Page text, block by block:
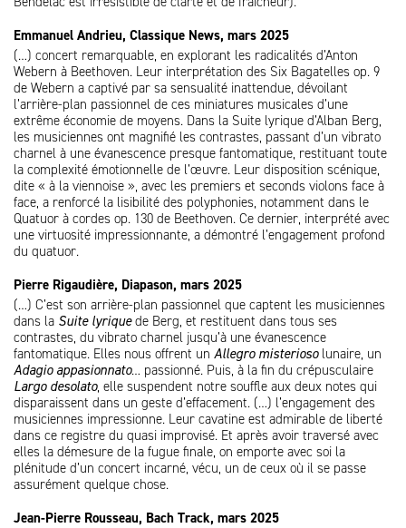
Emmanuel Andrieu, Classique News, mars 2025
(…) concert remarquable, en explorant les radicalités d’Anton
Webern à Beethoven. Leur interprétation des Six Bagatelles op. 9
de Webern a captivé par sa sensualité inattendue, dévoilant
l’arrière-plan passionnel de ces miniatures musicales d’une
extrême économie de moyens. Dans la Suite lyrique d’Alban Berg,
les musiciennes ont magnifié les contrastes, passant d’un vibrato
charnel à une évanescence presque fantomatique, restituant toute
la complexité émotionnelle de l’œuvre. Leur disposition scénique,
dite « à la viennoise », avec les premiers et seconds violons face à
face, a renforcé la lisibilité des polyphonies, notamment dans le
Quatuor à cordes op. 130 de Beethoven. Ce dernier, interprété avec
une virtuosité impressionnante, a démontré l’engagement profond
du quatuor.
Pierre Rigaudière, Diapason, mars 2025
(…) C’est son arrière-plan passionnel que captent les musiciennes
dans la Suite lyriquede Berg, et restituent dans tous ses
contrastes, du vibrato charnel jusqu’à une évanescence
fantomatique. Elles nous offrent un Allegro misteriosolunaire, un
Adagio appasionnato… passionné. Puis, à la fin du crépusculaire
Largo desolato, elle suspendent notre souffle aux deux notes qui
disparaissent dans un geste d’effacement. (…) l’engagement des
musiciennes impressionne. Leur cavatine est admirable de liberté
dans ce registre du quasi improvisé. Et après avoir traversé avec
elles la démesure de la fugue finale, on emporte avec soi la
plénitude d’un concert incarné, vécu, un de ceux où il se passe
assurément quelque chose.
Jean-Pierre Rousseau, Bach Track, mars 2025